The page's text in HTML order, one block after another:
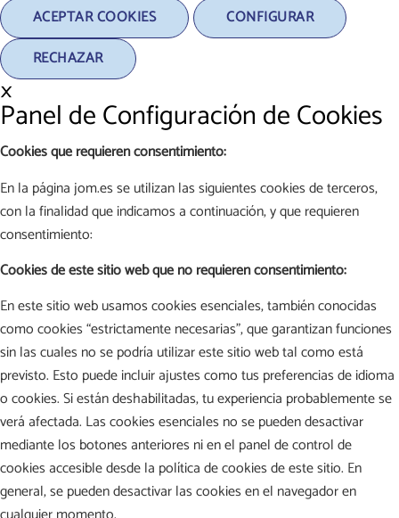
ACEPTAR COOKIES
CONFIGURAR
RECHAZAR
×
Panel de Configuración de Cookies
Cookies que requieren consentimiento:
En la página jom.es se utilizan las siguientes cookies de terceros,
con la finalidad que indicamos a continuación, y que requieren
consentimiento:
Cookies de este sitio web que no requieren consentimiento:
En este sitio web usamos cookies esenciales, también conocidas
como cookies “estrictamente necesarias”, que garantizan funciones
sin las cuales no se podría utilizar este sitio web tal como está
previsto. Esto puede incluir ajustes como tus preferencias de idioma
o cookies. Si están deshabilitadas, tu experiencia probablemente se
verá afectada. Las cookies esenciales no se pueden desactivar
mediante los botones anteriores ni en el panel de control de
cookies accesible desde la política de cookies de este sitio. En
general, se pueden desactivar las cookies en el navegador en